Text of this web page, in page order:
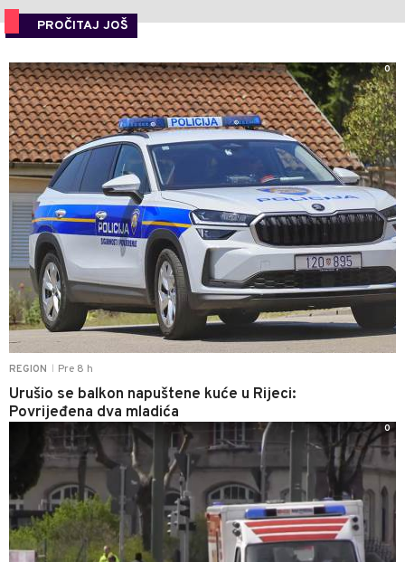
PROČITAJ JOŠ
REGION Pre 8 h
Urušio se balkon napuštene kuće u Rijeci:
Povrijeđena dva mladića
0
0